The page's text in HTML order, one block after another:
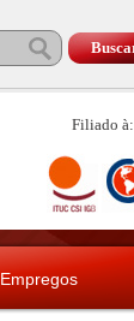
Filiado à:
Empregos